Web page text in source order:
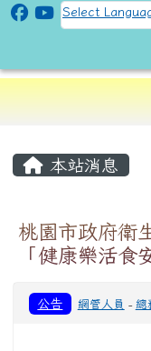
跳至主內容區
CLPS Site
Select
導覽列
本站消息
桃園市政府衛
「健康樂活食
公告 網管人員 - 總